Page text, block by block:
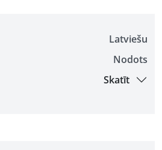
Latviešu
Nodots
Skatīt